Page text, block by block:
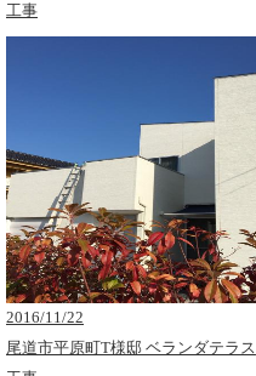
工事
2016/11/22
尾道市平原町T様邸 ベランダテラス